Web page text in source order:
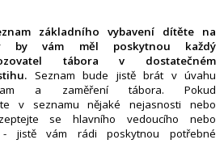
základního vybavení dítěte na
by vám měl poskytnou každý
tábora v dostatečném
Seznam bude jistě brát v úvahu
a zaměření tábora. Pokud
v seznamu nějaké nejasnosti nebo
se hlavního vedoucího nebo
- jistě vám rádi poskytnou potřebné